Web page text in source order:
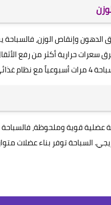
وإنقاص الوزن،
سعرات حرارية أكثر من رفع
متوازن.
عضلية قوية وملحوظة،
السباحة توفر بناء عضلات